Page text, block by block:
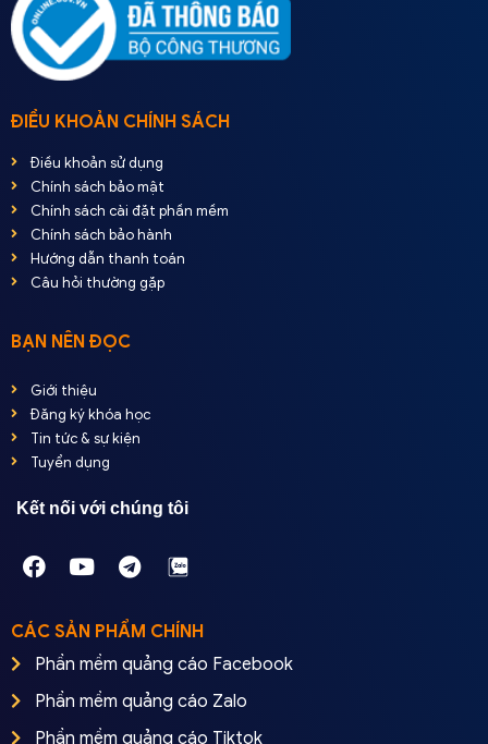
ĐIỀU KHOẢN CHÍNH SÁCH
Điều khoản sử dụng
Chính sách bảo mật
Chính sách cài đặt phần mềm
Chính sách bảo hành
Hướng dẫn thanh toán
Câu hỏi thường gặp
BẠN NÊN ĐỌC
Giới thiệu
Đăng ký khóa học
Tin tức & sự kiện
Tuyển dụng
Kết nối với chúng tôi
CÁC SẢN PHẨM CHÍNH
Phần mềm quảng cáo Facebook
Phần mềm quảng cáo Zalo
Phần mềm quảng cáo Tiktok